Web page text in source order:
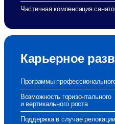
Частичная компенсация
Карьерное
Программы
Возможность горизонтального
и вертикального роста
Поддержка в случае релокации